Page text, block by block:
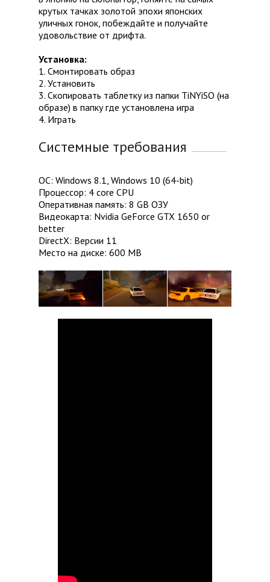
крутых тачках золотой эпохи японских
уличных гонок, побеждайте и получайте
удовольствие от дрифта.
Установка:
1. Смонтировать образ
2. Установить
3. Скопировать таблетку из папки TiNYiSO (на
образе) в папку где установлена игра
4. Играть
Системные требования
ОС: Windows 8.1, Windows 10 (64-bit)
Процессор: 4 core CPU
Оперативная память: 8 GB ОЗУ
Видеокарта: Nvidia GeForce GTX 1650 or
better
DirectX: Версии 11
Место на диске: 600 MB